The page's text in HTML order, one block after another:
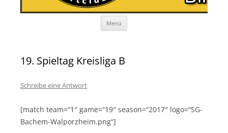
Menü
19. Spieltag Kreisliga B
Schreibe eine Antwort
[match team=“1″ game=“19″ season=“2017″ logo=“SG-
Bachem-Walporzheim.png“]